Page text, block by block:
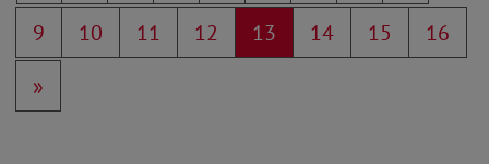
9
10 11 12 13 14 15
16
»